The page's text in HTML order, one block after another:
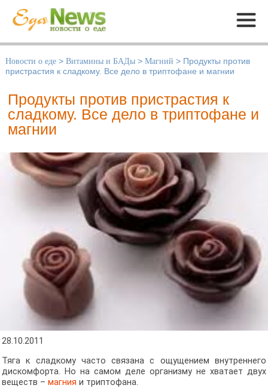
Меню
Новости о еде > Витамины и БАДы > Магний > Продукты против
пристрастия к сладкому. Все дело в триптофане и магнии
Продукты против пристрастия к
сладкому. Все дело в триптофане и
магнии
28.10.2011
Тяга к сладкому часто связана с ощущением внутреннего
дискомфорта. Но на самом деле организму не хватает двух
веществ – магния и триптофана.